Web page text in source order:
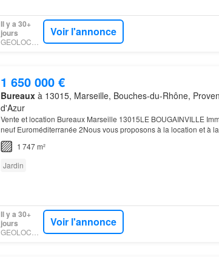
Il y a 30+
jours
GEOLOCAUX
Voir l'annonce
1 650 000 €
Bureauxà 13015, Marseille, Bouches-du-Rhône,
d'Azur
Vente et location Bureaux Marseille 13015LE BOUGAINVILLE
neuf Euroméditerranée 2Nous vous proposons à la location et à
de bureaux au sein de l'immeuble LE BOUGAINVILLE, immeuble
1 747 m²
Jardin
Il y a 30+
jours
GEOLOCAUX
Voir l'annonce